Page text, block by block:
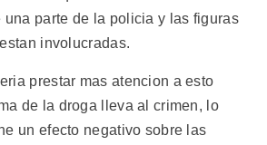
una parte de la policia y las figuras
involucradas.
prestar mas atencion a esto
de la droga lleva al crimen, lo
un efecto negativo sobre las